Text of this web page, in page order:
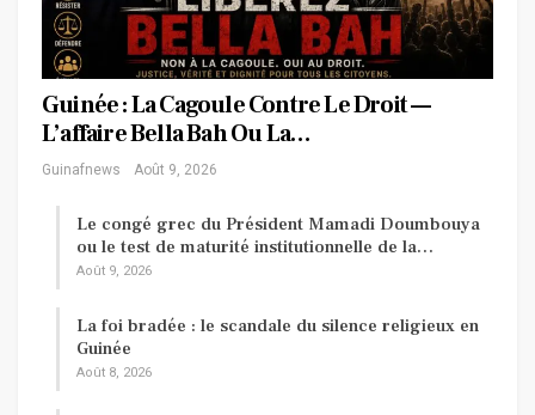
Guinée : La Cagoule Contre Le Droit —
L’affaire Bella Bah Ou La…
Guinafnews Août 9, 2026
Le congé grec du Président Mamadi Doumbouya
ou le test de maturité institutionnelle de la…
Août 9, 2026
La foi bradée : le scandale du silence religieux en
Guinée
Août 8, 2026